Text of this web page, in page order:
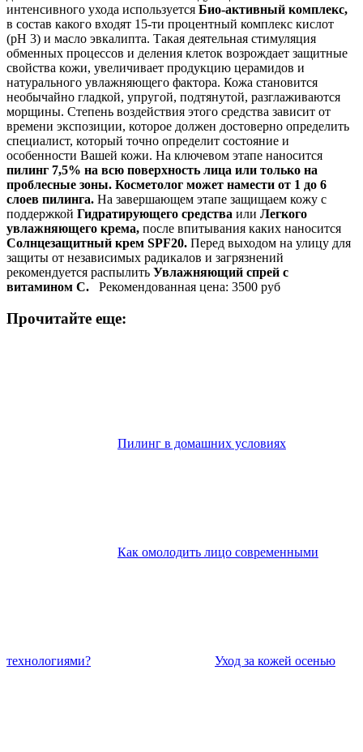
интенсивного ухода используется Био-активный комплекс,
в состав какого входят 15-ти процентный комплекс кислот
(рН 3) и масло эвкалипта. Такая деятельная стимуляция
обменных процессов и деления клеток возрождает защитные
свойства кожи, увеличивает продукцию церамидов и
натурального увлажняющего фактора. Кожа становится
необычайно гладкой, упругой, подтянутой, разглаживаются
морщины. Степень воздействия этого средства зависит от
времени экспозиции, которое должен достоверно определить
специалист, который точно определит состояние и
особенности Вашей кожи. На ключевом этапе наносится
пилинг 7,5% на всю поверхность лица или только на
проблесные зоны. Косметолог может намести от 1 до 6
слоев пилинга. На завершающем этапе защищаем кожу с
поддержкой Гидратирующего средства или Легкого
увлажняющего крема, после впитывания каких наносится
Солнцезащитный крем SPF20. Перед выходом на улицу для
защиты от независимых радикалов и загрязнений
рекомендуется распылить Увлажняющий спрей с
витамином С. Рекомендованная цена: 3500 руб
Прочитайте еще:
Пилинг в домашних условиях
Как омолодить лицо современными
технологиями? Уход за кожей осенью